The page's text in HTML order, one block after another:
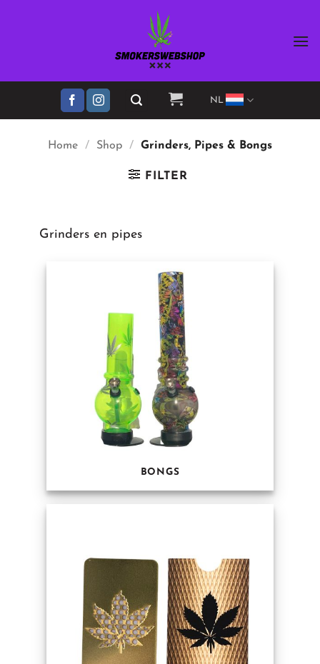
NL
Home / Shop / Grinders, Pipes & Bongs
FILTER
Grinders en pipes
BONGS